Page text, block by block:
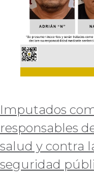
Imputados
responsables
salud y contra
seguridad